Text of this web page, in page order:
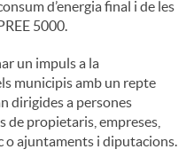
d’energia final i de les
5000.
un impuls a la
municipis amb un repte
dirigides a persones
propietaris, empreses,
o ajuntaments i diputacions.